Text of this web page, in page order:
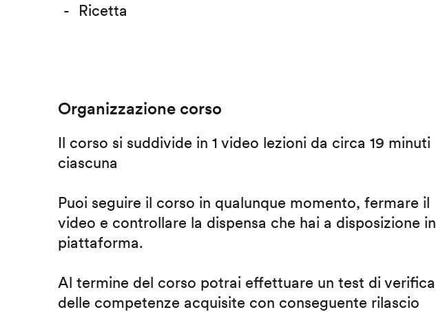
Ricetta
Organizzazione corso
Il corso si suddivide in 1 video lezioni da circa 19 minuti
ciascuna
Puoi seguire il corso in qualunque momento, fermare il
video e controllare la dispensa che hai a disposizione in
piattaforma.
Al termine del corso potrai effettuare un test di verifica
delle competenze acquisite con conseguente rilascio